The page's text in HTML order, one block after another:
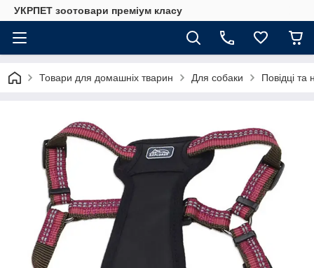
УКРПЕТ зоотовари преміум класу
Товари для домашніх тварин Для собаки Повідці